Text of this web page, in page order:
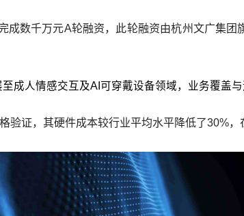
数千万元A轮融资，此轮融资由杭州文广集
成人情感交互及AI可穿戴设备领域，业务覆盖
证，其硬件成本较行业平均水平降低了30%，